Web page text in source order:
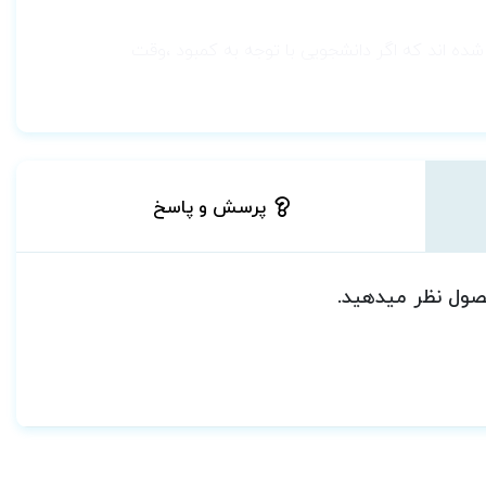
اثبات برتری آموزشی این مجموعه است.
از آنها در کتاب خود بهره بردند که ما در جهت
به این مجموعه است که مسبب تائید برتری دوباره
مباحثی را که بیشتر مورد توجه طراحان آزمون
باشد.
در هنگام مطالعه کتاب خسته نشود.
پرسش و پاسخ
نظر میدهید.